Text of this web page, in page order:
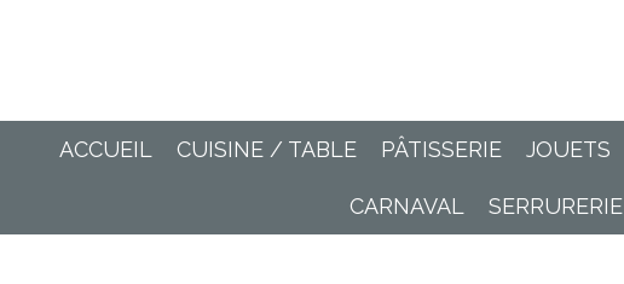
ACCUEIL CUISINE / TABLE PÂTISSERIE JOUETS
CARNAVAL SERRURERIE